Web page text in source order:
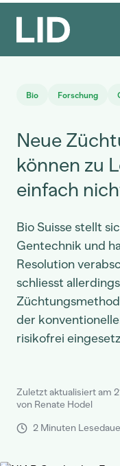
Bio Forschung
Neue
können zu
einfach
Bio Suisse stellt
Gentechnik und
Resolution
schliesst
der
risikofrei
Zuletzt aktualisiert am
von Renate Hodel
2 Minuten